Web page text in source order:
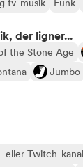
tv-musik Funk
der ligner...
the Stone Age
Jumbo
eller Twitch-kanal